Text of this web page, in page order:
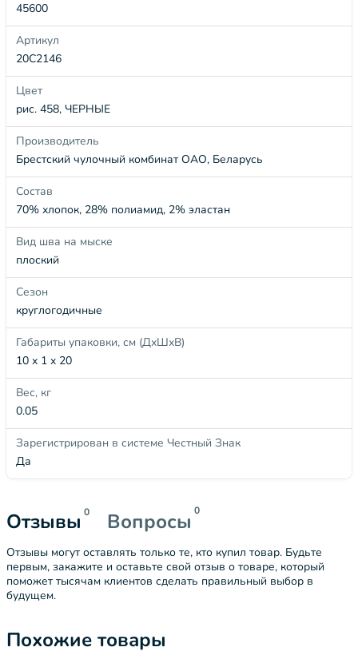
45600
Артикул
20С2146
Цвет
рис. 458, ЧЕРНЫЕ
Производитель
Брестский чулочный комбинат ОАО, Беларусь
Состав
70% хлопок, 28% полиамид, 2% эластан
Вид шва на мыске
плоский
Сезон
круглогодичные
Габариты упаковки, см (ДхШхВ)
10 x 1 x 20
Вес, кг
0.05
Зарегистрирован в системе Честный Знак
Да
Отзывы 0 Вопросы 0
Отзывы могут оставлять только те, кто купил товар. Будьте
первым, закажите и оставьте свой отзыв о товаре, который
поможет тысячам клиентов сделать правильный выбор в
будущем.
Похожие товары